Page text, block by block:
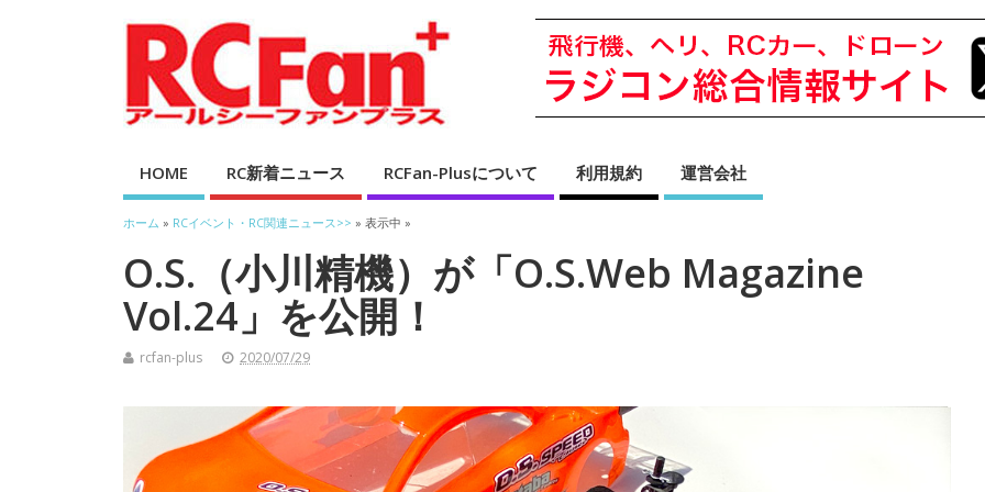
HOME RC新着ニュース RCFan-Plusについて 利用規約 運営会社
ホーム » RCイベント・RC関連ニュース>> » 表示中 »
O.S.（小川精機）が「O.S.Web Magazine
Vol.24」を公開！
rcfan-plus 2020/07/29